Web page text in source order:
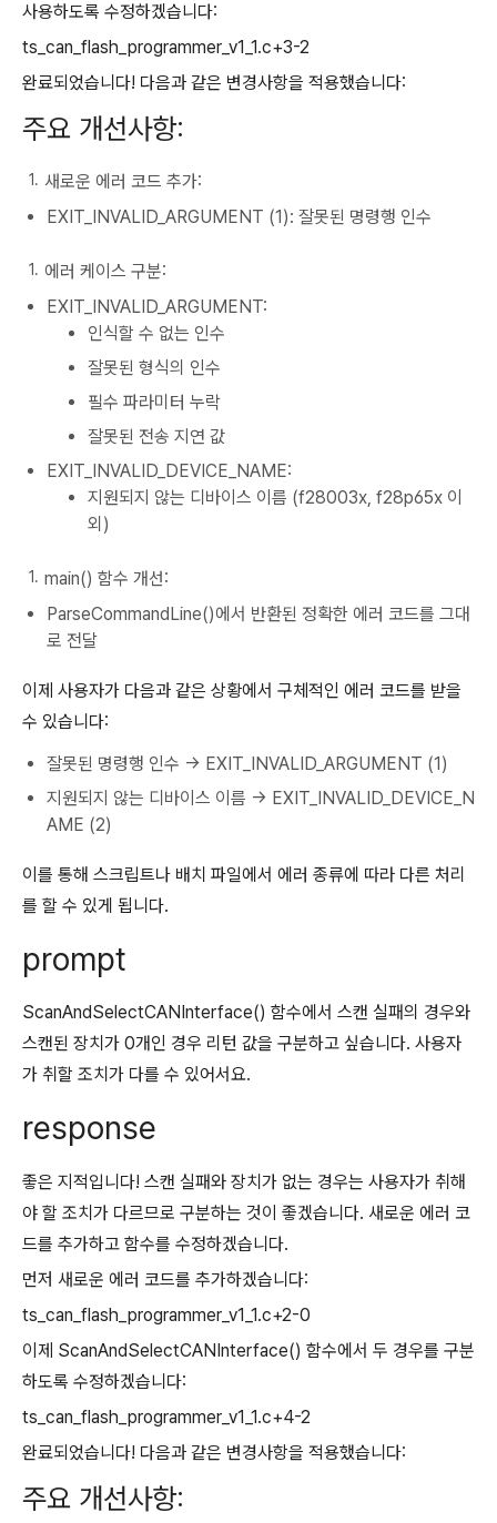
사용하도록 수정하겠습니다:
ts_can_flash_programmer_v1_1.c+3-2
완료되었습니다! 다음과 같은 변경사항을 적용했습니다:
주요 개선사항:
새로운 에러 코드 추가:
EXIT_INVALID_ARGUMENT (1): 잘못된 명령행 인수
에러 케이스 구분:
EXIT_INVALID_ARGUMENT:
인식할 수 없는 인수
잘못된 형식의 인수
필수 파라미터 누락
잘못된 전송 지연 값
EXIT_INVALID_DEVICE_NAME:
지원되지 않는 디바이스 이름 (f28003x, f28p65x 이
외)
main() 함수 개선:
ParseCommandLine()에서 반환된 정확한 에러 코드를 그대
로 전달
이제 사용자가 다음과 같은 상황에서 구체적인 에러 코드를 받을
수 있습니다:
잘못된 명령행 인수 → EXIT_INVALID_ARGUMENT (1)
지원되지 않는 디바이스 이름 → EXIT_INVALID_DEVICE_N
AME (2)
이를 통해 스크립트나 배치 파일에서 에러 종류에 따라 다른 처리
를 할 수 있게 됩니다.
prompt
ScanAndSelectCANInterface() 함수에서 스캔 실패의 경우와
스캔된 장치가 0개인 경우 리턴 값을 구분하고 싶습니다. 사용자
가 취할 조치가 다를 수 있어서요.
response
좋은 지적입니다! 스캔 실패와 장치가 없는 경우는 사용자가 취해
야 할 조치가 다르므로 구분하는 것이 좋겠습니다. 새로운 에러 코
드를 추가하고 함수를 수정하겠습니다.
먼저 새로운 에러 코드를 추가하겠습니다:
ts_can_flash_programmer_v1_1.c+2-0
이제 ScanAndSelectCANInterface() 함수에서 두 경우를 구분
하도록 수정하겠습니다:
ts_can_flash_programmer_v1_1.c+4-2
완료되었습니다! 다음과 같은 변경사항을 적용했습니다:
주요 개선사항: